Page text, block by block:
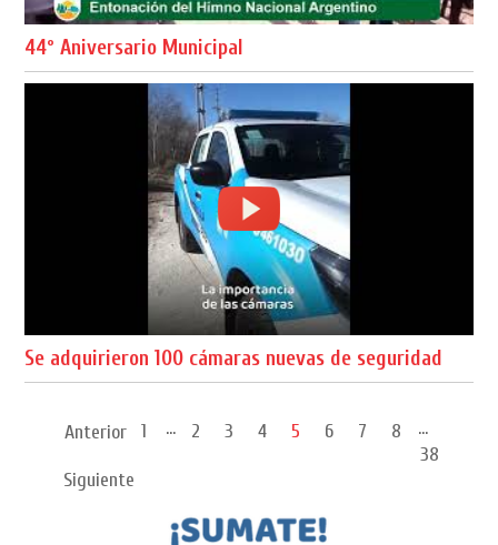
44º Aniversario Municipal
Se adquirieron 100 cámaras nuevas de seguridad
Anterior 1 ... 2 3 4 5 6 7 8
...
38
Siguiente